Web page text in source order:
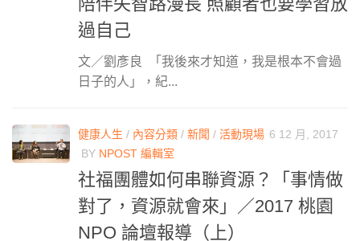
過自己
文／劉彥良 「我後來才知道，我是根本不會過
日子的人」，紀...
健康人生 / 內容分類 / 新聞 / 活動現場 6 12 月, 2017
BY NPOST 編輯室
社福團體如何串聯資源？「事情做
對了，資源就會來」／2017 桃園
NPO 論壇報導（上）